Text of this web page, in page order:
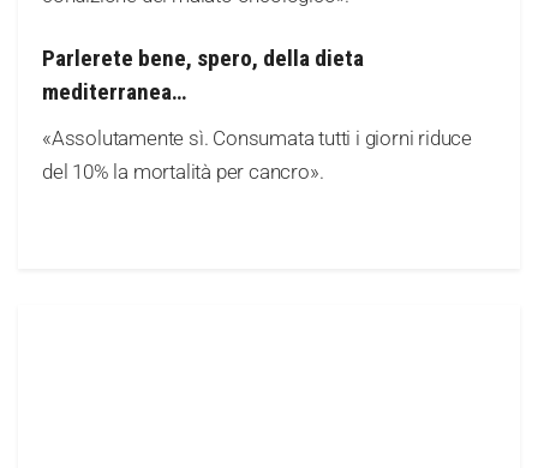
Parlerete bene, spero, della dieta
mediterranea…
«Assolutamente sì. Consumata tutti i giorni riduce
del 10% la mortalità per cancro».